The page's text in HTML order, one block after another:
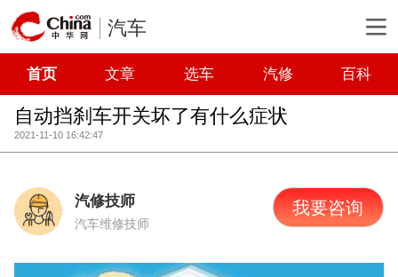
汽车
首页 文章 选车 汽修 百科
自动挡刹车开关坏了有什么症状
2021-11-10 16:42:47
汽修技师
汽车维修技师
我要咨询